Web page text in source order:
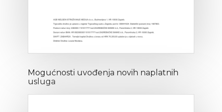
Mogućnosti uvođenja novih naplatnih
usluga